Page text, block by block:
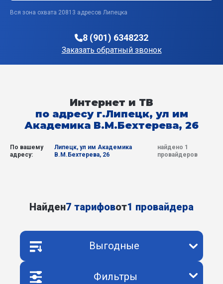
Вся зона охвата 20813 адресов Липецка
8 (901) 6348232
Заказать обратный звонок
Интернет и ТВ
по адресу г.Липецк, ул им
Академика В.М.Бехтерева, 26
По вашему
адресу:
Липецк, ул им Академика
В.М.Бехтерева, 26
найдено 1
провайдеров
Найден7 тарифовот1 провайдера
Выгодные
Фильтры